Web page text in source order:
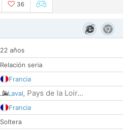
36
22 años
Relación seria
Francia
Laval, Pays de la Loir...
Francia
Soltera